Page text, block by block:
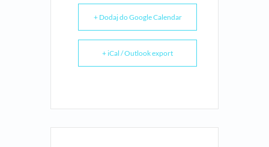
+ Dodaj do Google Calendar
+ iCal / Outlook export